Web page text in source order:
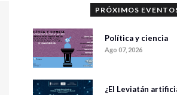
PRÓXIMOS
Política y ciencia
Ago 07, 2026
¿El Leviatán